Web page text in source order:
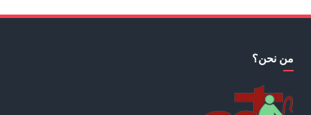
من نحن؟